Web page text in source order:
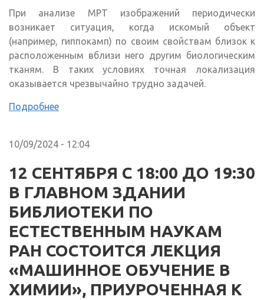
При анализе МРТ изображений периодически
возникает ситуация, когда искомый объект
(например, гиппокамп) по своим свойствам близок к
расположенным вблизи него другим биологическим
тканям. В таких условиях точная локализация
оказывается чрезвычайно трудно задачей.
Подробнее
10/09/2024 - 12:04
12 СЕНТЯБРЯ С 18:00 ДО 19:30
В ГЛАВНОМ ЗДАНИИ
БИБЛИОТЕКИ ПО
ЕСТЕСТВЕННЫМ НАУКАМ
РАН СОСТОИТСЯ ЛЕКЦИЯ
«МАШИННОЕ ОБУЧЕНИЕ В
ХИМИИ», ПРИУРОЧЕННАЯ К